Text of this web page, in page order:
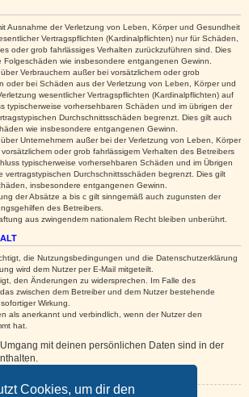
Cookies, um dir den
Ausnahme der Verletzung von Leben, Körper und Gesundheit
Vertragspflichten (Kardinalpflichten) nur für Schäden,
oder grob fahrlässiges Verhalten zurückzuführen sind. Dies
Folgeschäden wie insbesondere entgangenen Gewinn.
Verbrauchern außer bei vorsätzlichem oder grob
oder bei Schäden aus der Verletzung von Leben, Körper und
wesentlicher Vertragspflichten (Kardinalpflichten) auf
typischerweise vorhersehbaren Schäden und im übrigen der
Durchschnittsschäden begrenzt. Dies gilt auch
wie insbesondere entgangenen Gewinn.
Unternehmern außer bei der Verletzung von Leben, Körper
oder grob fahrlässigem Verhalten des Betreibers
typischerweise vorhersehbaren Schäden und im Übrigen
vertragstypischen Durchschnittsschäden begrenzt. Dies gilt
insbesondere entgangenen Gewinn.
der Absätze a bis c gilt sinngemäß auch zugunsten der
des Betreibers.
aus zwingendem nationalem Recht bleiben unberührt.
die Nutzungsbedingungen und die Datenschutzerklärung
wird dem Nutzer per E-Mail mitgeteilt.
den Änderungen zu widersprechen. Im Falle des
zwischen dem Betreiber und dem Nutzer bestehende
Wirkung.
als anerkannt und verbindlich, wenn der Nutzer den
hat.
mit deinen persönlichen Daten sind in der